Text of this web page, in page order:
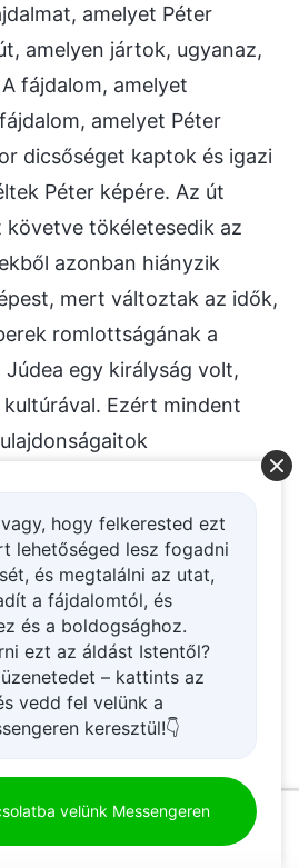
amelyet Péter
amelyen jártok, ugyanaz,
fájdalom, amelyet
amelyet Péter
dicsőséget kaptok és igazi
Péter képére. Az út
követve tökéletesedik az
azonban hiányzik
mert változtak az idők,
romlottságának a
egy királyság volt,
Ezért mindent
ember volt, ügyes minden
rendkívül becsületes.
Tizennégy éves
először a
iskolába járt, és elment a
lelkes volt, és mindig
hivatalosan a munkáját; ez
csak a kezdete volt. Vallási
hogy felkerested ezt
lehetőséged lesz fogadni
és megtalálni az utat,
a fájdalomtól, és
és a boldogsághoz.
ezt az áldást Istentől?
– kattints az
vedd fel velünk a
keresztül!👇
velünk Messengeren
Péter Jézust?